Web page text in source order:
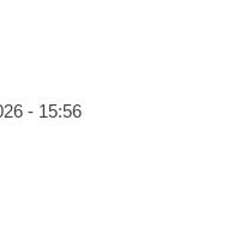
- 15:56